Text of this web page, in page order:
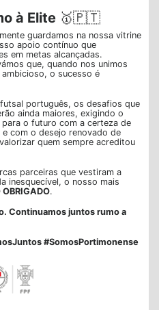
à Elite 🥇🇵🇹
guardamos na nossa vitrine
apoio contínuo que
em metas alcançadas.
que, quando nos unimos
o sucesso é
português, os desafios que
ainda maiores, exigindo o
o futuro com a certeza de
com o desejo renovado de
quem sempre acreditou
parceiras que vestiram a
inesquecível, o nosso mais
.
Continuamos juntos rumo a
#SomosPortimonense